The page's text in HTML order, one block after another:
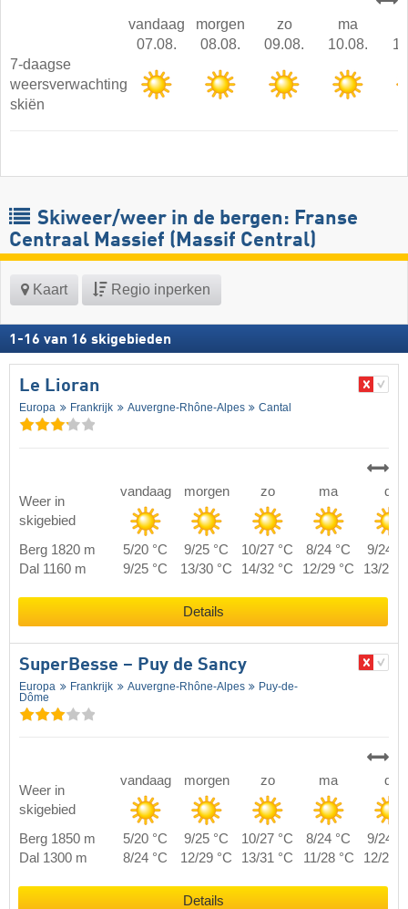
vandaag
07.08.
morgen
08.08.
zo
09.08.
ma
10.08.
7-daagse
weersverwachting
skiën
Skiweer/weer in de bergen: Franse
Centraal Massief (Massif Central)
Kaart Regio inperken
1 -16 van 16 skigebieden
Le Lioran
Europa Frankrijk Auvergne-Rhône-Alpes Cantal
Weer in
skigebied
vandaag morgen zo ma di
Berg 1820 m 5/20 °C 9/25 °C 10/27 °C 8/24 °C
9/24
Dal 1160 m
9/25 °C 13/30 °C 14/32 °C 12/29 °C 13/29
Details
SuperBesse – Puy de Sancy
Europa Frankrijk Auvergne-Rhône-Alpes
Puy-de-
Dôme
Weer in
skigebied
vandaag morgen zo ma di
Berg 1850 m 5/20 °C 9/25 °C 10/27 °C 8/24 °C
9/24
Dal 1300 m
8/24 °C 12/29 °C 13/31 °C 11/28 °C 12/28
Details